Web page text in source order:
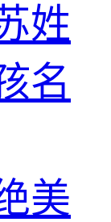
姓
名
美